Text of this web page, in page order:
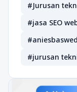
#Jurusan
#jasa SEO
#jurusan